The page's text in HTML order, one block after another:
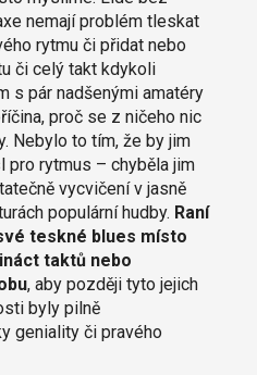
nemají problém tleskat
rytmu či přidat nebo
či celý takt kdykoli
s pár nadšenými amatéry
proč se z ničeho nic
Nebylo to tím, že by jim
pro rytmus – chyběla jim
vycvičení v jasně
populární hudby. Raní
teskné blues místo
taktů nebo
, aby později tyto jejich
byly pilně
geniality či pravého